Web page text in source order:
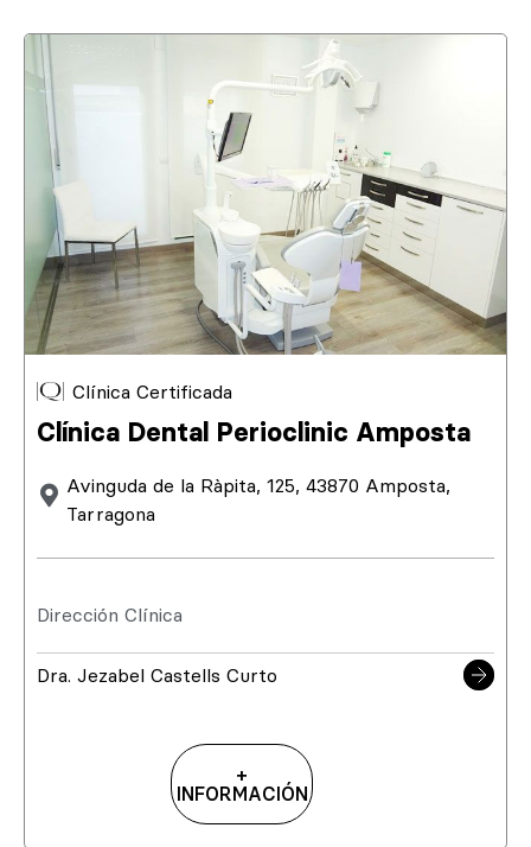
Clínica Certificada
Clínica Dental Perioclinic Amposta
Avinguda de la Ràpita, 125, 43870 Amposta,
Tarragona
Dirección Clínica
Dra. Jezabel Castells Curto
+
INFORMACIÓN